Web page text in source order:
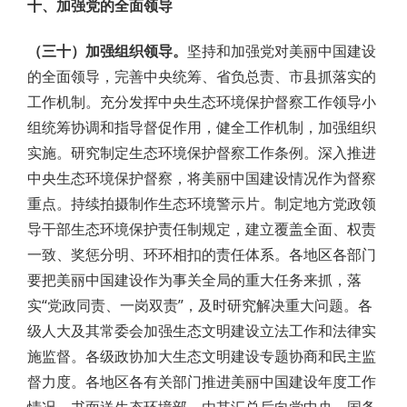
十、加强党的全面领导
（三十）加强组织领导。 坚持和加强党对美丽中国建设
的全面领导，完善中央统筹、省负总责、市县抓落实的
工作机制。充分发挥中央生态环境保护督察工作领导小
组统筹协调和指导督促作用，健全工作机制，加强组织
实施。研究制定生态环境保护督察工作条例。深入推进
中央生态环境保护督察，将美丽中国建设情况作为督察
重点。持续拍摄制作生态环境警示片。制定地方党政领
导干部生态环境保护责任制规定，建立覆盖全面、权责
一致、奖惩分明、环环相扣的责任体系。各地区各部门
要把美丽中国建设作为事关全局的重大任务来抓，落
实“党政同责、一岗双责”，及时研究解决重大问题。各
级人大及其常委会加强生态文明建设立法工作和法律实
施监督。各级政协加大生态文明建设专题协商和民主监
督力度。各地区各有关部门推进美丽中国建设年度工作